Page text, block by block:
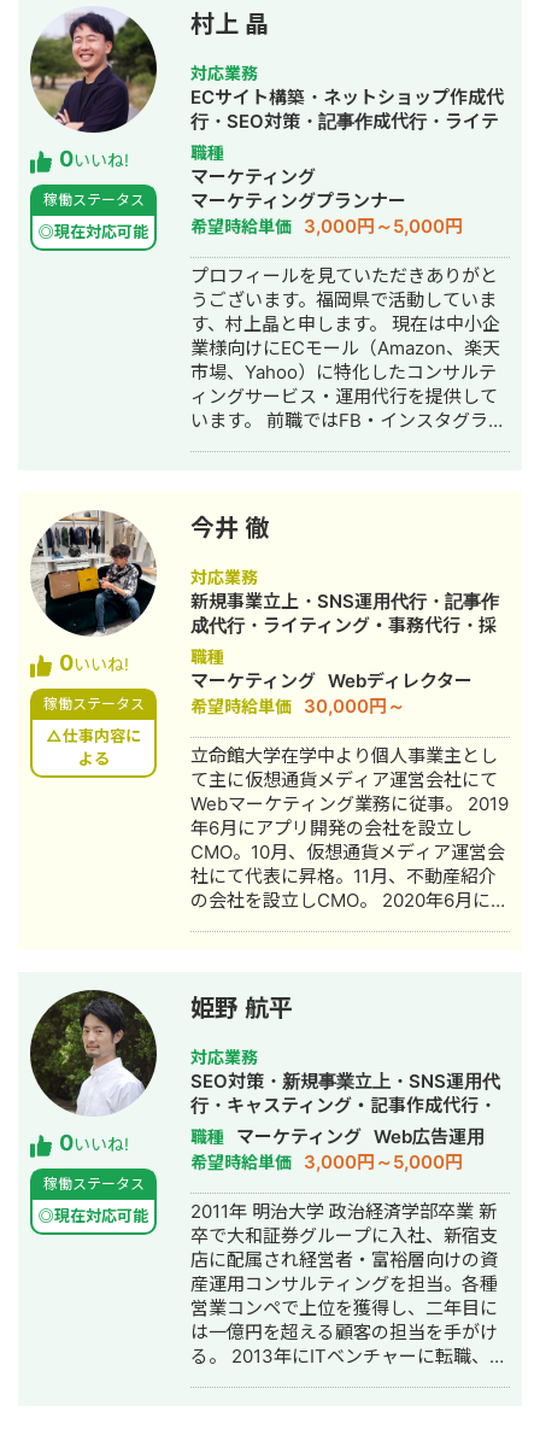
業→製造会社でのプラントエンジニア
を経てEC専門のマーケターへ転職。主
にGoogle、Metaの広告運用を中心に
担当。 ◆実績 ・地方レトルト食品EC
の立ち上げ支援。自社サイトへの集客
を行い、売上0→10万/月 を1か月で達
成。 ・ポータルサイトへの集客対策
で、サイト構造の改善を実施し300
万-400万PV/月を達成。 ・単価4000-
5000円のギフト食品ECの広告運用を
見直し、CPAの半減を達成。 ・スポー
ツジム Google広告運用、住宅関連
Meta広告運用経験もあり
0いいね!
稼働ステータス
◎現在対応可能
村上 晶
対応業務
ECサイト構築・ネットショップ作成代
行・SEO対策・記事作成代行・ライテ
ィング・事務代行・リスティング広告
運用代行
職種
マーケティング
マーケティングプランナー
希望時給単価 3,000円～5,000円
プロフィールを見ていただきありがと
うございます。福岡県で活動していま
す、村上晶と申します。 現在は中小企
業様向けにECモール（Amazon、楽天
市場、Yahoo）に特化したコンサルテ
ィングサービス・運用代行を提供して
います。 前職ではFB・インスタグラム
0いいね!
稼働ステータス
△仕事内容に
よる
今井 徹
対応業務
新規事業立上・SNS運用代行・記事作
成代行・ライティング・事務代行・採
用代行
職種
マーケティング Webディレクター
希望時給単価 30,000円～
立命館大学在学中より個人事業主とし
て主に仮想通貨メディア運営会社にて
Webマーケティング業務に従事。 2019
年6月にアプリ開発の会社を設立し
CMO。10月、仮想通貨メディア運営会
社にて代表に昇格。11月、不動産紹介
の会社を設立しCMO。 2020年6月にキ
に強みを持ったマーケティングコンサ
ルを行う個人会社SNOW WHITE（現ス
ノーホワイト）を設立。11月、完全無
所属の札幌市議会議員山口かずさ連合
後援会代表。 2023年12月、今井とお
る政策研究会代表。 2024年3月、みろ
く経政研究会会計責任者の職務代行
者。10月、スノーホワイトの子会社と
してジュエリー販売会社Snow
White（現MYRT Harmony）を設立し
CMO。 2025年3月、不動産紹介会社売
却。4月、買取フランチャイズ運営会社
を設立しCMO。 2026年1月、経営コン
サルティング及び資産管理を行う株式
会社AT&iホールディングス設立。3
月、MYRT Harmony一部売却。
0いいね!
稼働ステータス
◎現在対応可能
姫野 航平
対応業務
SEO対策・新規事業立上・SNS運用代
行・キャスティング・記事作成代行・
ライティング・事務代行・リスティン
グ広告運用代行・オウンドメディア制
作・構築・運用代行・営業代行
職種 マーケティング Web広告運用
希望時給単価 3,000円～5,000円
2011年 明治大学 政治経済学部卒業 新
卒で大和証券グループに入社、新宿支
店に配属され経営者・富裕層向けの資
産運用コンサルティングを担当。各種
営業コンペで上位を獲得し、二年目に
は一億円を超える顧客の担当を手がけ
る。 2013年にITベンチャーに転職、社